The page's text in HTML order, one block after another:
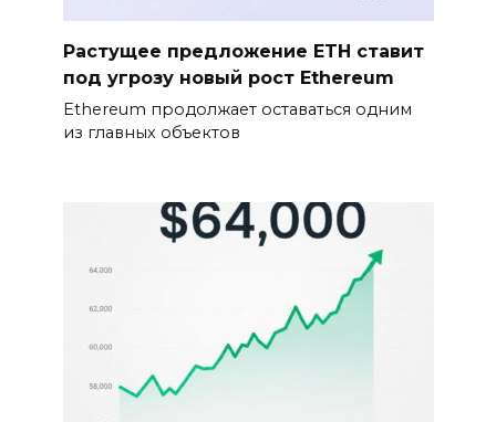
Растущее предложение ETH ставит
под угрозу новый рост Ethereum
Ethereum продолжает оставаться одним
из главных объектов